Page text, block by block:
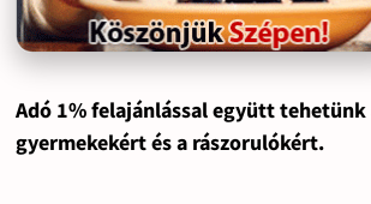
Adó 1% felajánlással együtt tehetünk
gyermekekért és a rászorulókért.